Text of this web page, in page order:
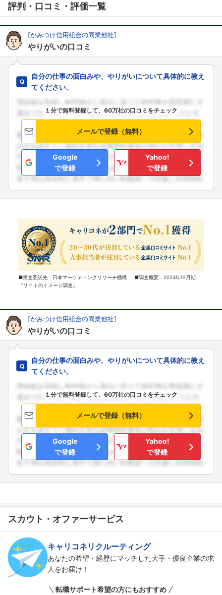
評判・口コミ・評価一覧
[かみつけ信用組合の同業他社]
やりがいの口コミ
自分の仕事の面白みや、やりがいについて具体的に教え
てください。
１分で無料登録して、60万社の口コミをチェック
メールで登録（無料）
Google
で登録
Yahoo!
で登録
■実査委託先：日本マーケティングリサーチ機構 ■調査概要：2023年12月期
「サイトのイメージ調査」
[かみつけ信用組合の同業他社]
やりがいの口コミ
自分の仕事の面白みや、やりがいについて具体的に教え
てください。
１分で無料登録して、60万社の口コミをチェック
メールで登録（無料）
Google
で登録
Yahoo!
で登録
スカウト・オファーサービス
キャリコネリクルーティング
あなたの希望・経歴にマッチした大手・優良企業の求
人をお届け！
転職サポート希望の方にもおすすめ